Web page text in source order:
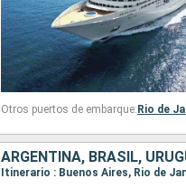
Otros puertos de embarque: Rio de
ARGENTINA, BRASIL,
Itinerario : Buenos Aires, Rio de